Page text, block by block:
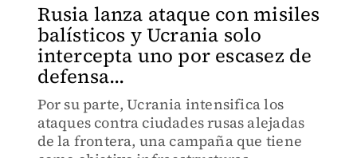
Rusia lanza ataque con misiles
balísticos y Ucrania solo
intercepta uno por escasez de
defensa...
Por su parte, Ucrania intensifica los
ataques contra ciudades rusas alejadas
de la frontera, una campaña que tiene